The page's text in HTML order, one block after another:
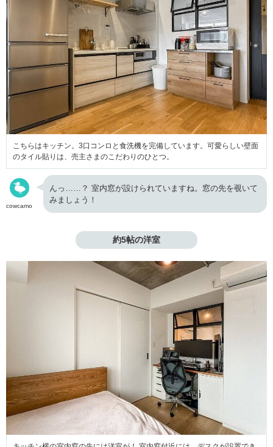
こちらはキッチン。3口コンロと食洗機を完備しています。可愛らしい壁面
のタイル貼りは、売主さまのこだわりのひとつ。
cowcamo
んっ……？ 室内窓が設けられていますね。窓の先を覗いて
みましょう！
約5帖の洋室